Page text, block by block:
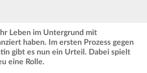
Leben im Untergrund mit
haben. Im ersten Prozess gegen
gibt es nun ein Urteil. Dabei spielt
eine Rolle.